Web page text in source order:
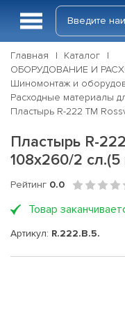
Главная
Каталог
ОБОРУДОВАНИЕ И
Шиномонтаж и
Расходные материалы
Пластырь R-222 ТМ
Пластырь R-
108х260/2 сл.(5
Рейтинг 0.0
Товар
Артикул: R.222.B.5.